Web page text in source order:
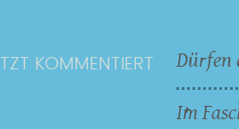
KOMMENTIERT
Dürfen
Im